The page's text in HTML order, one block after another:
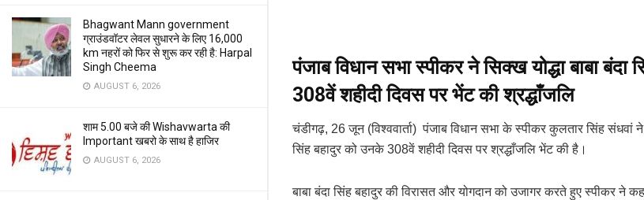
Bhagwant Mann government
ग्राउंडवॉटर लेवल सुधारने के लिए 16,000
km नहरों को फिर से शुरू कर रही है: Harpal
Singh Cheema
AUGUST 6, 2026
शाम 5.00 बजे की Wishavwarta की
Important खबरो के साथ है हाजिर
AUGUST 6, 2026
पंजाब विधान सभा स्पीकर ने सिक्ख योद्धा बाबा
308वें शहीदी दिवस पर भेंट की श्रद्धाँजलि
चंडीगढ़, 26 जून (विश्ववार्ता) पंजाब विधान सभा के स्पीकर कुलतार सिंह संधवां ने
सिंह बहादुर को उनके 308वें शहीदी दिवस पर श्रद्धाँजलि भेंट की है।
बाबा बंदा सिंह बहादुर की विरासत और योगदान को उजागर करते हुए स्पीकर ने